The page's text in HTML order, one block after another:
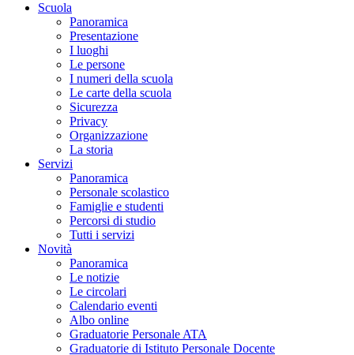
Scuola
Panoramica
Presentazione
I luoghi
Le persone
I numeri della scuola
Le carte della scuola
Sicurezza
Privacy
Organizzazione
La storia
Servizi
Panoramica
Personale scolastico
Famiglie e studenti
Percorsi di studio
Tutti i servizi
Novità
Panoramica
Le notizie
Le circolari
Calendario eventi
Albo online
Graduatorie Personale ATA
Graduatorie di Istituto Personale Docente